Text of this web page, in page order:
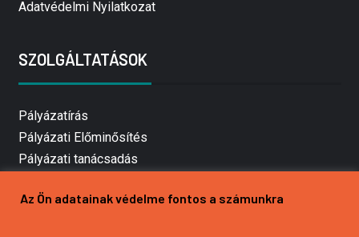
Adatvédelmi Nyilatkozat
SZOLGÁLTATÁSOK
Pályázatírás
Pályázati Előminősítés
Pályázati tanácsadás
Mezőgazdasági pályázatírás
Az Ön adatainak védelme fontos a számunkra